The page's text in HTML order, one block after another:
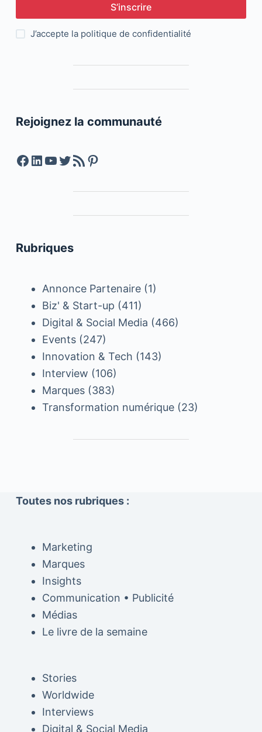
S’inscrire
J’accepte la politique de confidentialité
Rejoignez la communauté
Facebook
LinkedIn
YouTube
Twitter
Feed RSSPinterest
Rubriques
Annonce Partenaire(1)
Biz' & Start-up (411)
Digital & Social Media (466)
Events(247)
Innovation & Tech (143)
Interview (106)
Marques(383)
Transformation numérique(23)
Toutes nos rubriques :
Marketing
Marques
Insights
Communication • Publicité
Médias
Le livre de la semaine
Stories
Worldwide
Interviews
Digital & Social Media